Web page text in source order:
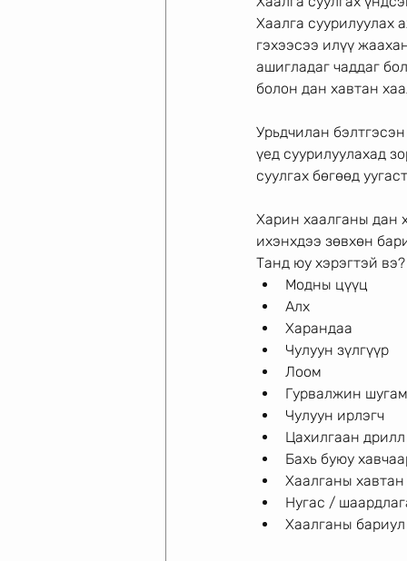
Хаалга суурилуулах
гэхээсээ илүү
ашигладаг чаддаг
болон дан хавтан
Урьдчилан
үед суурилуулахад
суулгах бөгөөд
Харин хаалганы дан
ихэнхдээ зөвхөн
Танд юу хэрэгтэй
Модны цүүц
Алх
Харандаа
Чулуун зүлгүүр
Лоом
Гурвалжин
Чулуун ирлэгч
Цахилгаан
Бахь буюу
Хаалганы хавтан
Нугас /
Хаалганы